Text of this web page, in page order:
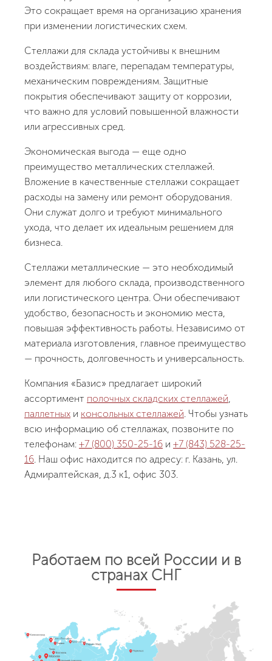
Это сокращает время на организацию хранения
при изменении логистических схем.
Стеллажи для склада устойчивы к внешним
воздействиям: влаге, перепадам температуры,
механическим повреждениям. Защитные
покрытия обеспечивают защиту от коррозии,
что важно для условий повышенной влажности
или агрессивных сред.
Экономическая выгода — еще одно
преимущество металлических стеллажей.
Вложение в качественные стеллажи сокращает
расходы на замену или ремонт оборудования.
Они служат долго и требуют минимального
ухода, что делает их идеальным решением для
бизнеса.
Стеллажи металлические — это необходимый
элемент для любого склада, производственного
или логистического центра. Они обеспечивают
удобство, безопасность и экономию места,
повышая эффективность работы. Независимо от
материала изготовления, главное преимущество
— прочность, долговечность и универсальность.
Компания «Базис» предлагает широкий
ассортимент полочных складских стеллажей,
паллетных и консольных стеллажей. Чтобы узнать
всю информацию об стеллажах, позвоните по
телефонам: +7 (800) 350-25-16 и +7 (843) 528-25-
16. Наш офис находится по адресу: г. Казань, ул.
Адмиралтейская, д.3 к1, офис 303.
Работаем по всей России и в
странах СНГ